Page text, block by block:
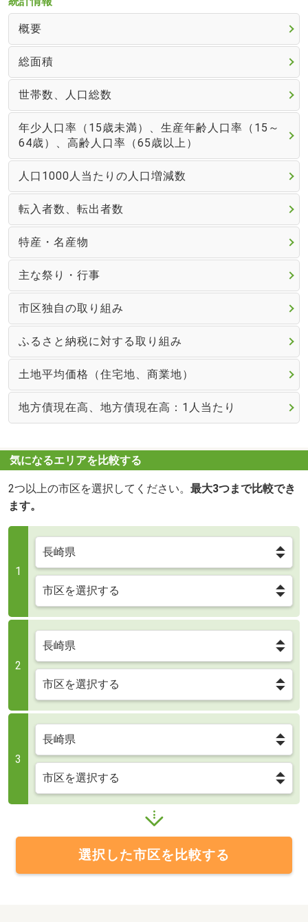
概要
総面積
世帯数、人口総数
年少人口率（15歳未満）、生産年齢人口率（15～
64歳）、高齢人口率（65歳以上）
人口1000人当たりの人口増減数
転入者数、転出者数
特産・名産物
主な祭り・行事
市区独自の取り組み
ふるさと納税に対する取り組み
土地平均価格（住宅地、商業地）
地方債現在高、地方債現在高：1人当たり
気になるエリアを比較する
2つ以上の市区を選択してください。 最大3つまで比較でき
ます。
1
2
3
選択した市区を比較する